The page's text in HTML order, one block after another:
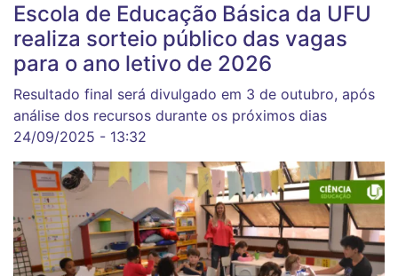
Escola de Educação Básica da UFU
realiza sorteio público das vagas
para o ano letivo de 2026
Resultado final será divulgado em 3 de outubro, após
análise dos recursos durante os próximos dias
24/09/2025 - 13:32